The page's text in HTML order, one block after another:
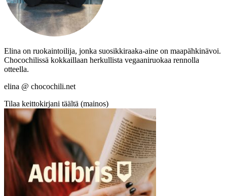
Elina on ruokaintoilija, jonka suosikkiraaka-aine on maapähkinävoi.
Chocochilissä kokkaillaan herkullista vegaaniruokaa rennolla
otteella.
elina @ chocochili.net
Tilaa keittokirjani täältä (mainos)